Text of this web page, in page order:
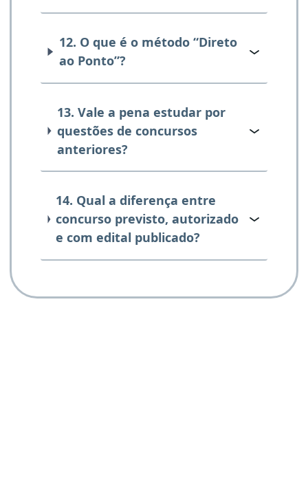
12. O que é o método “Direto
ao Ponto”?
13. Vale a pena estudar por
questões de concursos
anteriores?
14. Qual a diferença entre
concurso previsto, autorizado
e com edital publicado?